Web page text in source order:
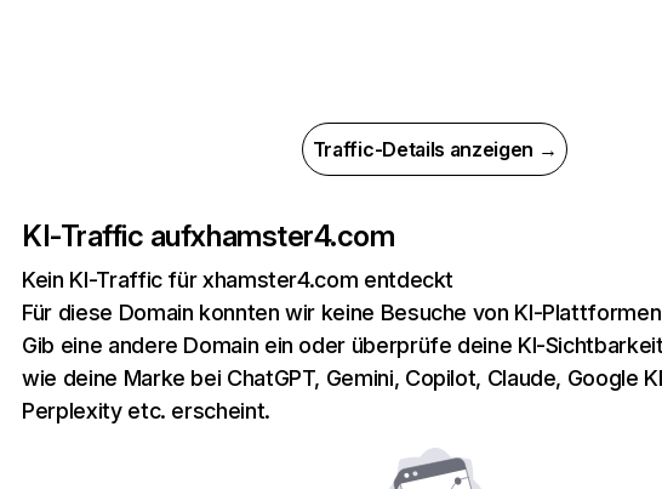
Traffic-Details anzeigen →
KI-Traffic aufxhamster4.com
Kein KI-Traffic für xhamster4.com entdeckt
Für diese Domain konnten wir keine Besuche von KI-
Gib eine andere Domain ein oder überprüfe deine KI-
wie deine Marke bei ChatGPT, Gemini, Copilot, Claude, Google
Perplexity etc. erscheint.